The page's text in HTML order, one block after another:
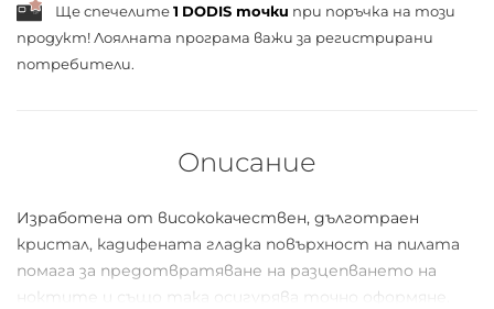
Ще спечелите1 DODIS точки при поръчка на този
продукт! Лоялната програма важи за регистрирани
потребители.
Описание
Изработена от висококачествен, дълготраен
кристал, кадифената гладка повърхност на пилата
помага за предотвратяване на разцепването на
ноктите и също така осигурява точно оформяне.